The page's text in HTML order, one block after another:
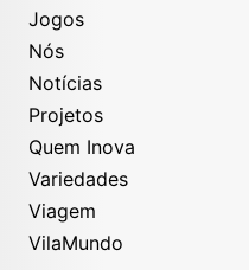
Jogos
Nós
Notícias
Projetos
Quem Inova
Variedades
Viagem
VilaMundo